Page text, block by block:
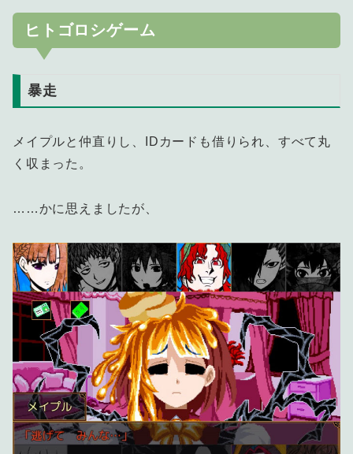
ヒトゴロシゲーム
暴走
メイプルと仲直りし、IDカードも借りられ、すべて丸
く収まった。
……かに思えましたが、